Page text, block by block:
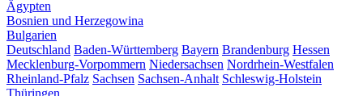
Ägypten
Bosnien und Herzegowina
Bulgarien
Deutschland Baden-Württemberg Bayern Brandenburg Hessen
Mecklenburg-Vorpommern Niedersachsen Nordrhein-Westfalen
Rheinland-Pfalz Sachsen Sachsen-Anhalt Schleswig-Holstein
Thüringen